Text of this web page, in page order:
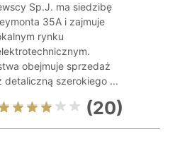
Sp.J. ma siedzibę
35A i zajmuje
rynku
obejmuje sprzedaż
detaliczną szerokiego ...
(20)